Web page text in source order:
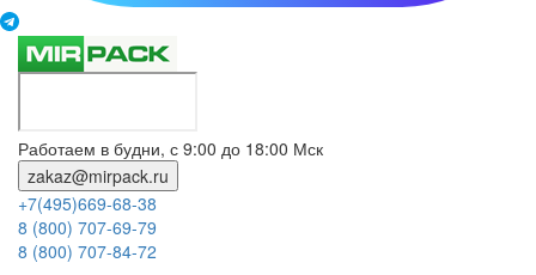
Работаем в будни, с 9:00 до 18:00 Мск
zakaz@mirpack.ru
+7(495)669-68-38
8 (800) 707-69-79
8 (800) 707-84-72